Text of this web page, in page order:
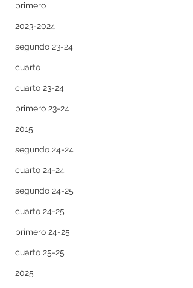
primero
2023-2024
segundo 23-24
cuarto
cuarto 23-24
primero 23-24
2015
segundo 24-24
cuarto 24-24
segundo 24-25
cuarto 24-25
primero 24-25
cuarto 25-25
2025